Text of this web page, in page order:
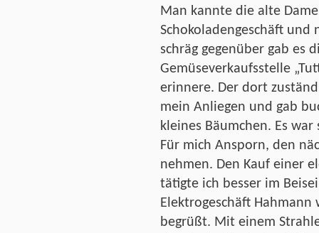
Man kannte die alte
Schokoladengeschäft und
schräg gegenüber gab es
Gemüseverkaufsstelle
erinnere. Der dort
mein Anliegen und gab
kleines Bäumchen. Es war
Für mich Ansporn, den
nehmen. Den Kauf einer
tätigte ich besser im
Elektrogeschäft
begrüßt. Mit einem